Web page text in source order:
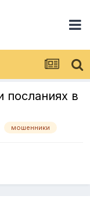
посланиях в
мошенники